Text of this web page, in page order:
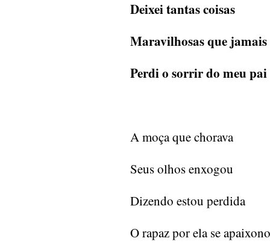
Deixei tantas coisas
Maravilhosas que jamais
Perdi o sorrir do meu pai
A moça que chorava
Seus olhos enxogou
Dizendo estou perdida
O rapaz por ela se